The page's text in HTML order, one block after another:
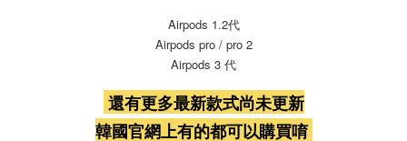
Airpods 1.2代
Airpods pro / pro 2
Airpods 3 代
還有更多最新款式尚未更新
韓國官網上有的都可以購買唷